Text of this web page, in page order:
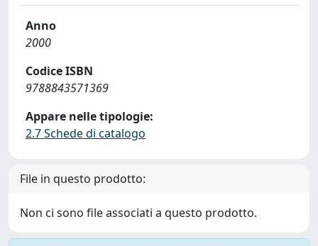
Anno
2000
Codice ISBN
9788843571369
Appare nelle tipologie:
2.7 Schede di catalogo
File in questo prodotto:
Non ci sono file associati a questo prodotto.